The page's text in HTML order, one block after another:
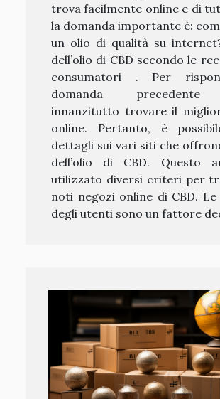
trova facilmente online e di
la domanda importante è:
un olio di qualità su
dell’olio di CBD secondo le
consumatori . Per
domanda precedente
innanzitutto trovare il
online. Pertanto, è
dettagli sui vari siti che
dell’olio di CBD. Questo
utilizzato diversi criteri per
noti negozi online di CBD. Le
degli utenti sono un fattore